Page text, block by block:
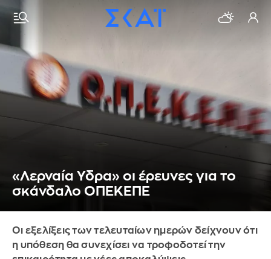
«Λερναία Υδρα» οι έρευνες για το
σκάνδαλο ΟΠΕΚΕΠΕ
Οι εξελίξεις των τελευταίων ημερών δείχνουν ότι
η υπόθεση θα συνεχίσει να τροφοδοτεί την